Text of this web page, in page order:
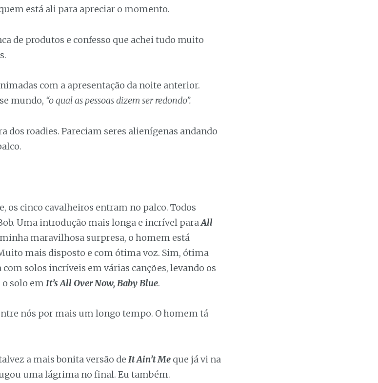
está ali para apreciar o momento.
de produtos e confesso que achei tudo muito
com a apresentação da noite anterior.
mundo, “o qual as pessoas dizem ser redondo”.
dos roadies. Pareciam seres alienígenas andando
os cinco cavalheiros entram no palco. Todos
Uma introdução mais longa e incrível para All
maravilhosa surpresa, o homem está
mais disposto e com ótima voz. Sim, ótima
solos incríveis em várias canções, levando os
solo em It’s All Over Now, Baby Blue.
nós por mais um longo tempo. O homem tá
a mais bonita versão de It Ain’t Me que já vi na
uma lágrima no final. Eu também.